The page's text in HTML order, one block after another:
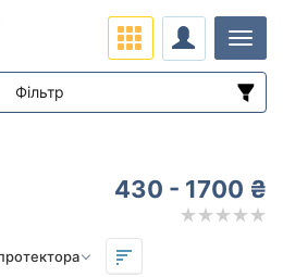
430 - 1700 ₴
Фільтр